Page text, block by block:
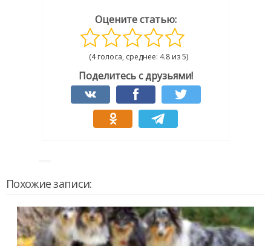
Оцените статью:
(4 голоса, среднее: 4.8 из 5)
Поделитесь с друзьями!
Похожие записи: